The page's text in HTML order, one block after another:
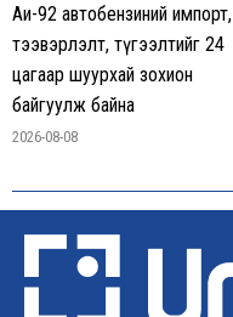
Аи-92 автобензиний импорт,
тээвэрлэлт, түгээлтийг 24
цагаар шуурхай зохион
байгуулж байна
2026-08-08